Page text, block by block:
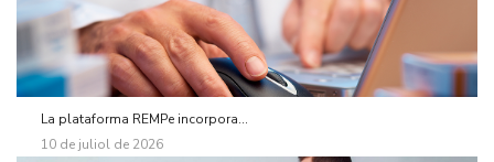
La plataforma REMPe incorpora...
10 de juliol de 2026